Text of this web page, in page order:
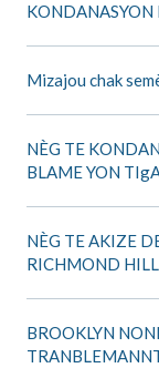
Mizajou chak
NÈG TE
BLAME YON
NÈG TE AKIZE
RICHMOND HILL
BROOKLYN